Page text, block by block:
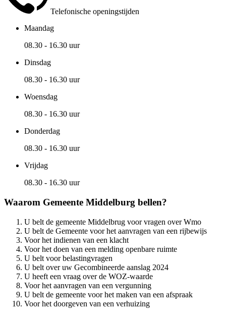
Telefonische openingstijden
Maandag
08.30 - 16.30 uur
Dinsdag
08.30 - 16.30 uur
Woensdag
08.30 - 16.30 uur
Donderdag
08.30 - 16.30 uur
Vrijdag
08.30 - 16.30 uur
Waarom Gemeente Middelburg bellen?
U belt de gemeente Middelbrug voor vragen over Wmo
U belt de Gemeente voor het aanvragen van een rijbewijs
Voor het indienen van een klacht
Voor het doen van een melding openbare ruimte
U belt voor belastingvragen
U belt over uw Gecombineerde aanslag 2024
U heeft een vraag over de WOZ-waarde
Voor het aanvragen van een vergunning
U belt de gemeente voor het maken van een afspraak
Voor het doorgeven van een verhuizing